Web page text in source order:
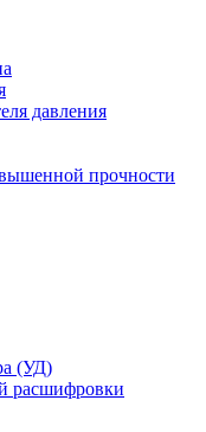
давления
прочности
(УД)
расшифровки